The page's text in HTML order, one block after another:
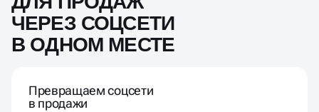
ЧЕРЕЗ СОЦСЕТИ
В ОДНОМ МЕСТЕ
Превращаем соцсети
в продажи